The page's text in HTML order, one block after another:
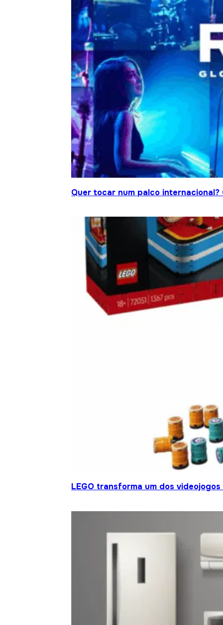
Quer tocar num palco
LEGO transforma um dos